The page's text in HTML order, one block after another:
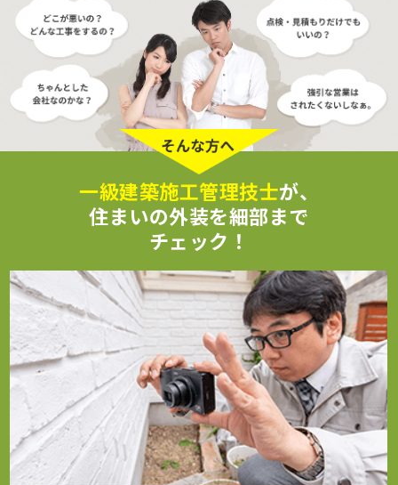
一級建築施工管理技士が、
住まいの外装を細部まで
チェック！